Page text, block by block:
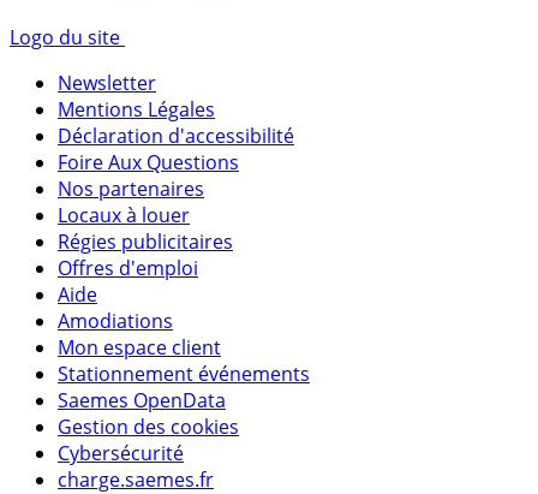
Logo du site
Newsletter
Mentions Légales
Déclaration d'accessibilité
Foire Aux Questions
Nos partenaires
Locaux à louer
Régies publicitaires
Offres d'emploi
Aide
Amodiations
Mon espace client
Stationnement événements
Saemes OpenData
Gestion des cookies
Cybersécurité
charge.saemes.fr